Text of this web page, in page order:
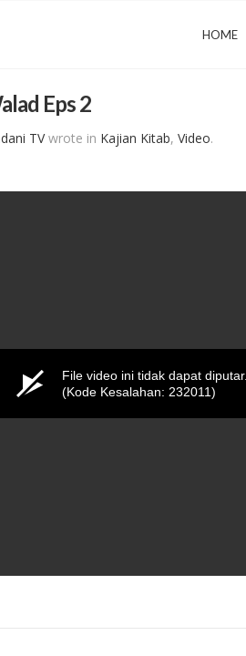
HOME
Eps 2
TVwrote in Kajian Kitab, Video.
File video ini tidak dapat diputar.
(Kode Kesalahan: 232011)